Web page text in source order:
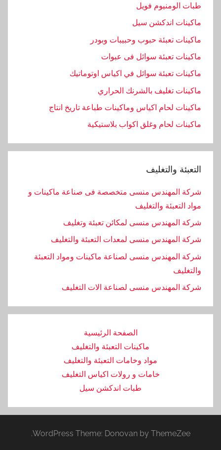
طبات الومنيوم فويل
ماكينات اندكشن سيل
ماكينات تعبئة حبوب وحبيبات وبودر
ماكينات تعبئة سوائل فى عبوات
ماكينات تعبئة سوائل في اكياس اوتوماتيك
ماكينات تغليف بالشرنك الحراري
ماكينات لحام اكياس وماكينات طباعة تاريخ انتاج
ماكينات لحام وغلق اكواب بلاستيكية
التعبئة والتغليف
شركة المهندس منسى متخصصة فى صناعة ماكينات و
مواد التعبئة والتغليف
شركة المهندس منسى لمكائن تعبئة وتغليف
شركة المهندس منسى لمعدات التعبئة والتغليف
شركة المهندس منسى لصناعة ماكينات ومواد التعبئة
والتغليف
‏شركة المهندس منسى لصناعة الات التغليف
الصفحة الرئيسية
ماكينات التعبئة والتغليف
مواد وخامات التعبئة والتغليف
خامات و رولات اكياس التغليف
طبات اندكشن سيل
WordPress Theme: Donovan by ThemeZee.